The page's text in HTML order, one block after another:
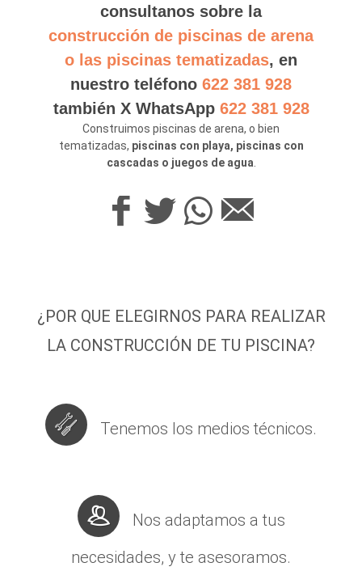
consultanos sobre la
construcción de piscinas de arena
o las piscinas tematizadas, en
nuestro teléfono 622 381 928
también X WhatsApp 622 381 928
Construimos piscinas de arena, o bien
tematizadas, piscinas con playa, piscinas con
cascadas o juegos de agua
¿POR QUE ELEGIRNOS PARA REALIZAR
LA CONSTRUCCIÓN DE TU PISCINA?
Tenemos los medios técnicos.
Nos adaptamos a tus
necesidades, y te asesoramos.